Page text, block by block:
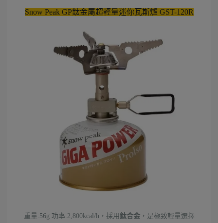
Snow Peak GP鈦金屬超輕量迷你瓦斯爐 GST-120R
重量:56g 功率:2,800kcal/h，採用鈦合金，是極致輕量選擇